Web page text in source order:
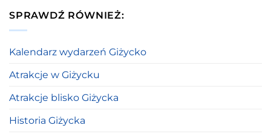
SPRAWDŹ RÓWNIEŻ:
Kalendarz wydarzeń Giżycko
Atrakcje w Giżycku
Atrakcje blisko Giżycka
Historia Giżycka